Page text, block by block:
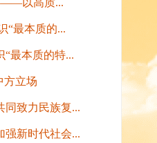
——以高质...
“最本质的...
最本质的特...
方立场
同致力民族复...
强新时代社会...